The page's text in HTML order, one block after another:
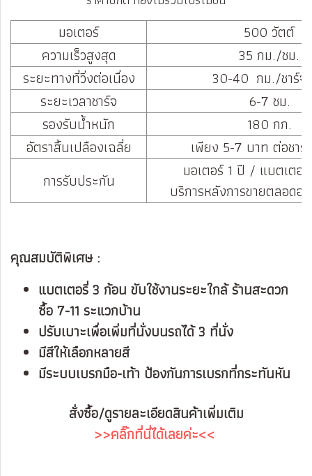
มอเตอร์
500 วัตต์
ความเร็วสูงสุด
35 กม./ชม.
ระยะทางที่วิ่งต่อเนื่อง
30-40 กม./ชาร์จ
ระยะเวลาชาร์จ
6-7 ชม.
รองรับน้ำหนัก
180 กก.
อัตราสิ้นเปลืองเฉลี่ย
เพียง 5-7 บาท ต่อชาร์
การรับประกัน
มอเตอร์ 1 ปี / แบตเตอ
บริการหลังการขายตลอดอ
คุณสมบัติพิเศษ :
แบตเตอรี่ 3 ก้อน ขับใช้งานระยะใกล้ ร้านสะดวก
ซื้อ 7-11 ระแวกบ้าน
ปรับเบาะเพื่อเพิ่มที่นั่งบนรถได้ 3 ที่นั่ง
มีสีให้เลือกหลายสี
มีระบบเบรกมือ-เท้า ป้องกันการเบรกที่กระทันหัน
สั่งซื้อ/ดูรายละเอียดสินค้าเพิ่มเติม
>>คลิ๊กที่นี่ได้เลยค่ะ<<